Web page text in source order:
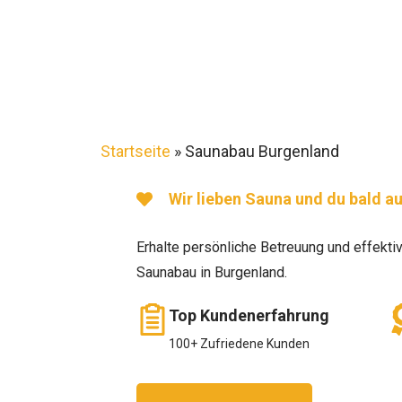
Startseite » Saunabau Burgenland
Wir lieben Sauna und du bald
Erhalte persönliche Betreuung und
Saunabau in Burgenland.
Top Kundenerfahrung
100+ Zufriedene Kunden